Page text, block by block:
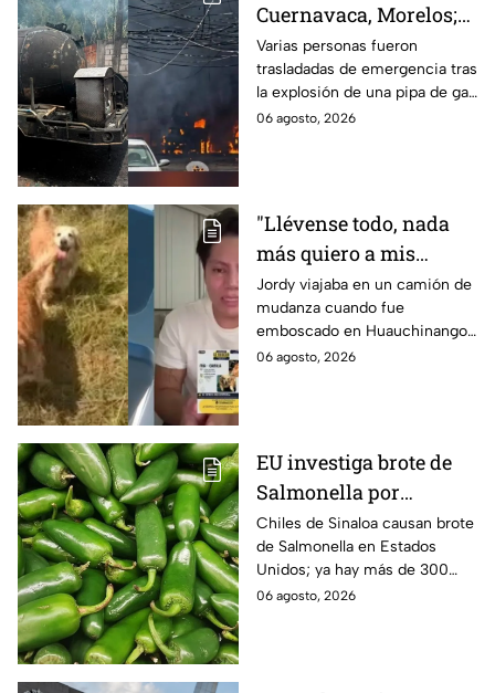
Cuernavaca, Morelos;
se reportan más de 20
personas con
quemaduras
Varias personas fueron
trasladadas de emergencia tras
la explosión de una pipa de gas
cerca de la colonia Las
06 agosto, 2026
"Llévense todo, nada
más quiero a mis
perritas": Asaltan a un
joven, vacían sus
cuentas y le roban a sus
mascotas en
Jordy viajaba en un camión de
mudanza cuando fue
emboscado en Huauchinango,
Puebla, Además de quitarle
06 agosto, 2026
EU investiga brote de
Salmonella por
jalapeños de Sinaloa
Chiles de Sinaloa causan brote
de Salmonella en Estados
Unidos; ya hay más de 300
enfermos en 27 estados.
06 agosto, 2026